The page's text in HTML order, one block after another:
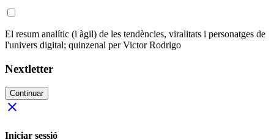
El resum analític (i àgil) de les tendències, viralitats i personatges de
l'univers digital; quinzenal per Victor Rodrigo
Nextletter
Continuar
close
Iniciar sessió